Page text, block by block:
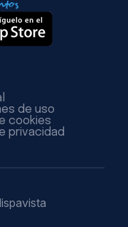
de uso
cookies
privacidad